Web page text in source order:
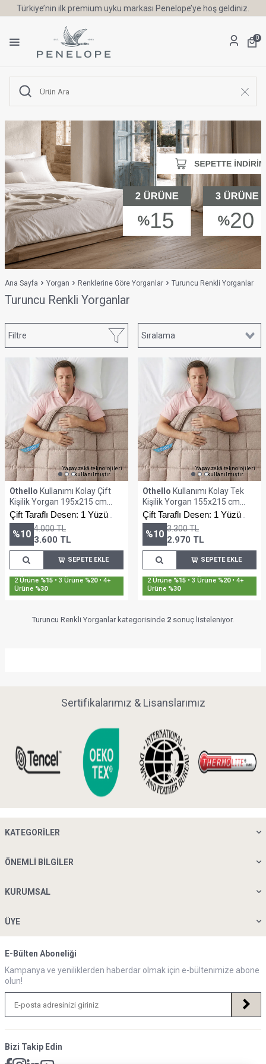
Türkiye’nin ilk premium uyku markası Penelope’ye hoş geldiniz.
0
Ana Sayfa Yorgan Renklerine Göre Yorganlar Turuncu Renkli Yorganlar
Turuncu Renkli Yorganlar
Filtre
Yapay zekâ teknolojileri
kullanılmıştır.
Othello Kullanımı Kolay Çift
Kişilik Yorgan 195x215 cm
Turuncu - Dormio Trigo Serisi
Çift Taraflı Desen: 1 Yüzü
Baskılı, 1 Yüzü Minimalist
Desenli
%10 4.000TL
3.600 TL
SEPETE EKLE
2 Ürüne %15 • 3 Ürüne %20• 4+
Ürüne %30
Yapay zekâ teknolojileri
kullanılmıştır.
Othello Kullanımı Kolay Tek
Kişilik Yorgan 155x215 cm
Turuncu - Dormio Trigo Serisi
Çift Taraflı Desen: 1 Yüzü
Baskılı, 1 Yüzü Minimalist
Desenli
%10 3.300TL
2.970 TL
SEPETE EKLE
2 Ürüne %15 • 3 Ürüne %20• 4+
Ürüne %30
Turuncu Renkli Yorganlar kategorisinde 2 sonuç listeleniyor.
Sertifikalarımız & Lisanslarımız
KATEGORILER
ÖNEMLI BILGILER
KURUMSAL
ÜYE
E-Bülten Aboneliği
Kampanya ve yeniliklerden haberdar olmak için e-bültenimize abone
olun!
Bizi Takip Edin